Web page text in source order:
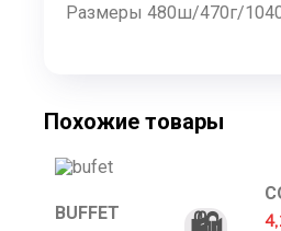
Размеры 480ш/470г/
Похожие товары
BUFFET